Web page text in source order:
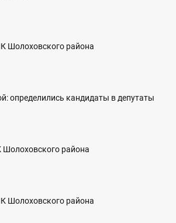
Шолоховского района
определились кандидаты в депутаты
Шолоховского района
Шолоховского района